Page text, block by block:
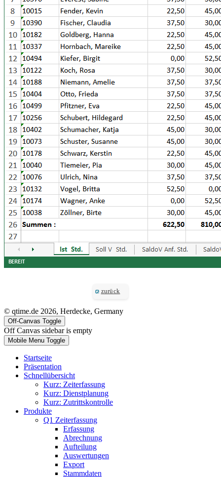
zurück
© qtime.de 2026, Herdecke, Germany
Off-Canvas Toggle
Off Canvas sidebar is empty
Mobile Menu Toggle
Startseite
Präsentation
Schnellübersicht
Kurz: Zeiterfassung
Kurz: Dienstplanung
Kurz: Zutrittskontrolle
Produkte
Q1 Zeiterfassung
Erfassung
Abrechnung
Aufteilung
Auswertungen
Export
Stammdaten